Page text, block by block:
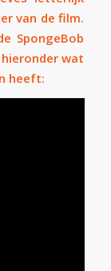
van de film.
SpongeBob
wat
heeft: